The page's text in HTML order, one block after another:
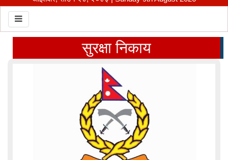
Toggle navigation
सुरक्षा निकाय